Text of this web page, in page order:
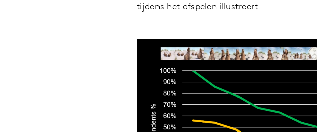
tijdens het afspelen illustreert